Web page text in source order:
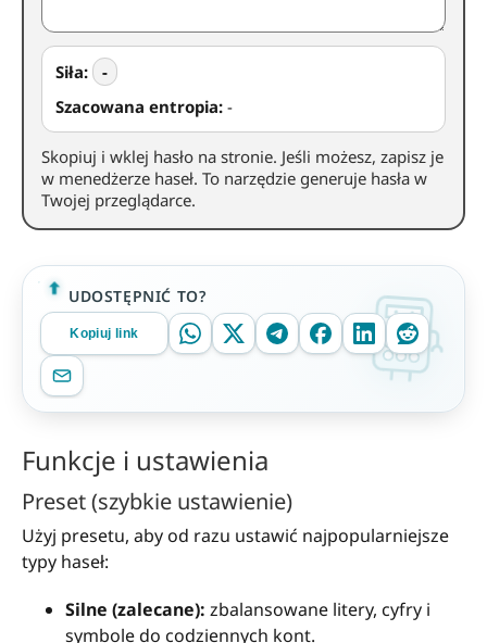
Siła:
-
Szacowana entropia: -
Skopiuj i wklej hasło na stronie. Jeśli możesz, zapisz je
w menedżerze haseł. To narzędzie generuje hasła w
Twojej przeglądarce.
UDOSTĘPNIĆ TO?
Kopiuj link
Funkcje i ustawienia
Preset (szybkie ustawienie)
Użyj presetu, aby od razu ustawić najpopularniejsze
typy haseł:
Silne (zalecane): zbalansowane litery, cyfry i
symbole do codziennych kont.